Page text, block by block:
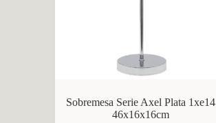
Sobremesa Serie Axel Plata 1xe14
46x16x16cm